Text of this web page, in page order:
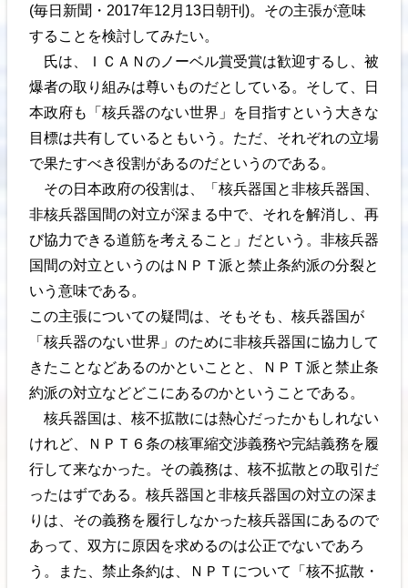
(毎日新聞・2017年12月13日朝刊)。その主張が意味
することを検討してみたい。
氏は、ＩＣＡＮのノーベル賞受賞は歓迎するし、被
爆者の取り組みは尊いものだとしている。そして、日
本政府も「核兵器のない世界」を目指すという大きな
目標は共有しているともいう。ただ、それぞれの立場
で果たすべき役割があるのだというのである。
その日本政府の役割は、「核兵器国と非核兵器国、
非核兵器国間の対立が深まる中で、それを解消し、再
び協力できる道筋を考えること」だという。非核兵器
国間の対立というのはＮＰＴ派と禁止条約派の分裂と
いう意味である。
この主張についての疑問は、そもそも、核兵器国が
「核兵器のない世界」のために非核兵器国に協力して
きたことなどあるのかといことと、ＮＰＴ派と禁止条
約派の対立などどこにあるのかということである。
核兵器国は、核不拡散には熱心だったかもしれない
けれど、ＮＰＴ６条の核軍縮交渉義務や完結義務を履
行して来なかった。その義務は、核不拡散との取引だ
ったはずである。核兵器国と非核兵器国の対立の深ま
りは、その義務を履行しなかった核兵器国にあるので
あって、双方に原因を求めるのは公正でないであろ
う。また、禁止条約は、ＮＰＴについて「核不拡散・